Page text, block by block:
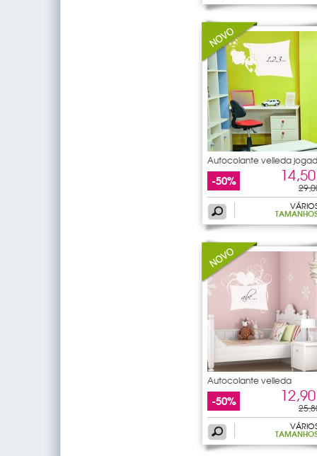
Autocolante velleda
de
-50%
Autocolante velleda
coração
-50%